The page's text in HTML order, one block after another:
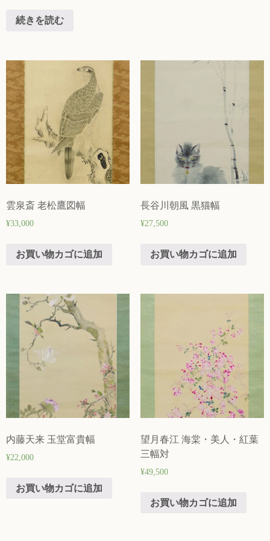
続きを読む
雲泉斎 老松鷹図幅
¥33,000
お買い物カゴに追加
長谷川朝風 黒猫幅
¥27,500
お買い物カゴに追加
内藤天来 玉堂富貴幅
¥22,000
お買い物カゴに追加
望月春江 海棠・美人・紅葉
三幅対
¥49,500
お買い物カゴに追加